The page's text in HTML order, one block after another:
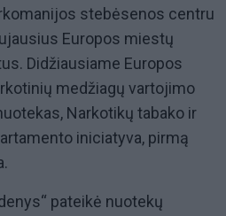
stebėsenos centru
Europos miestų
Didžiausiame Europos
medžiagų vartojimo
Narkotikų tabako ir
iniciatyva, pirmą
pateikė nuotekų